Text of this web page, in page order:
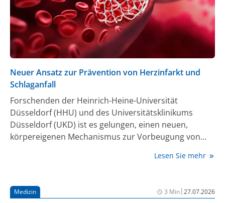
Neuer Ansatz zur Prävention von Herzinfarkt und
Schlaganfall
Forschenden der Heinrich-Heine-Universität
Düsseldorf (HHU) und des Universitätsklinikums
Düsseldorf (UKD) ist es gelungen, einen neuen,
körpereigenen Mechanismus zur Vorbeugung von
dass der Botenstoff S1P als biologischer Schutzschild
veröffentlichen die Forschenden in der Fachzeitschrift
Science Advances.
Lesen Sie mehr
Medizin 3 Min|27.07.2026